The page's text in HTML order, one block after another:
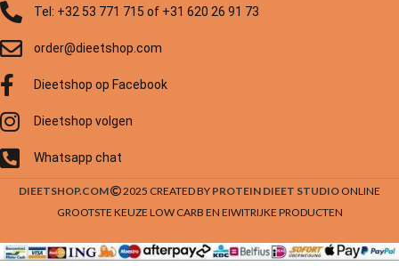
Tel: +32 53 771 715 of +31 620 26 91 73
order@dieetshop.com
Dieetshop op Facebook
Dieetshop volgen
Whatsapp chat
DIEETSHOP.COM 2025 CREATED BY PROTEIN DIEET STUDIO ONLINE
GROOTSTE KEUZE LOW CARB EN EIWITRIJKE PRODUCTEN